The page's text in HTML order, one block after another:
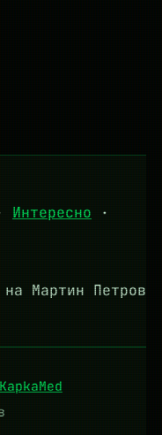
Интересно ·
Мартин Петров
KapkaMed